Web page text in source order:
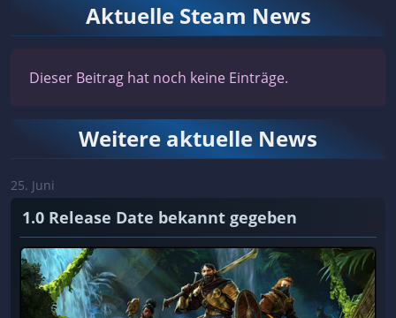
Aktuelle Steam News
Dieser Beitrag hat noch keine Einträge.
Weitere aktuelle News
25. Juni
1.0 Release Date bekannt gegeben